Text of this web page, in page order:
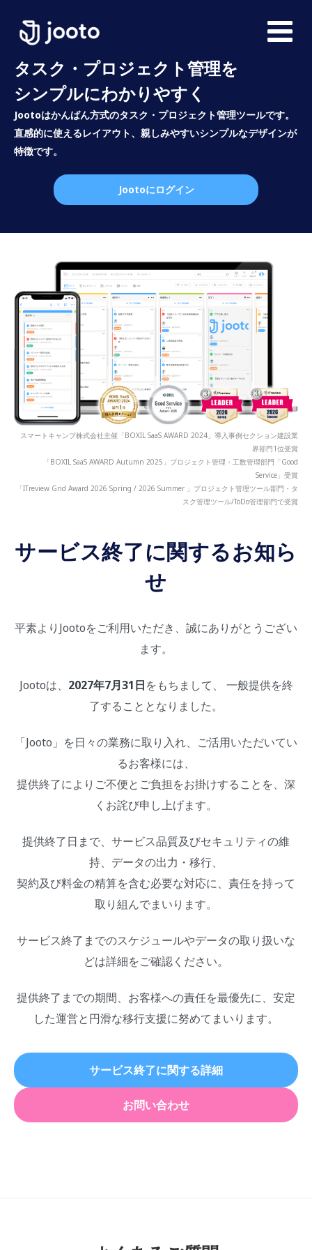
タスク・プロジェクト管理を
シンプルにわかりやすく
Jootoはかんばん方式のタスク・プロジェクト管理ツールです。
直感的に使えるレイアウト、親しみやすいシンプルなデザインが
特徴です。
Jootoにログイン
スマートキャンプ株式会社主催「BOXIL SaaS AWARD 2024」導入事例セクション建設業
界部門1位受賞
「BOXIL SaaS AWARD Autumn 2025」プロジェクト管理・工数管理部門「Good
Service」受賞
「ITreview Grid Award 2026 Spring / 2026 Summer 」プロジェクト管理ツール部門・タ
スク管理ツール/ToDo管理部門で受賞
サービス終了に関するお知ら
せ
平素よりJootoをご利用いただき、誠にありがとうござい
ます。
Jootoは、 2027年7月31日をもちまして、 一般提供を終
了することとなりました。
「Jooto」を日々の業務に取り入れ、ご活用いただいてい
るお客様には、
提供終了によりご不便とご負担をお掛けすることを、深
くお詫び申し上げます。
提供終了日まで、サービス品質及びセキュリティの維
持、データの出力・移行、
契約及び料金の精算を含む必要な対応に、責任を持って
取り組んでまいります。
サービス終了までのスケジュールやデータの取り扱いな
どは詳細をご確認ください。
提供終了までの期間、お客様への責任を最優先に、安定
した運営と円滑な移行支援に努めてまいります。
サービス終了に関する詳細
お問い合わせ